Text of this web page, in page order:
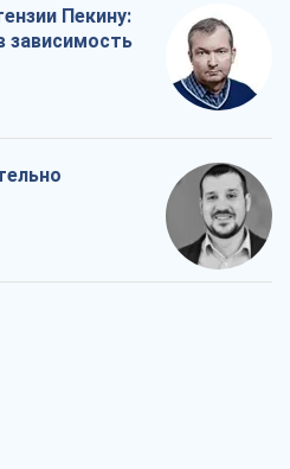
Пекину:
зависимость